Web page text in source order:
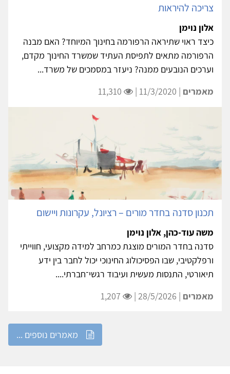
צריכה להיראות
אלון נוימן
כיצד ראוי שתיראה הרפורמה בחינוך המיוחד? האם מבנה
הרפורמה מתאים לתפיסת העתיד שמשרד החינוך מקדם,
וערכים הנובעים ממנה? ניעזר במסמכים של משרד...
מאמרים | 11/3/2020 |
תכנון סדנה בחדר מורים – רציונל, עקרונות ויישום
משה עוד-כהן, אלון נוימן
סדנה בחדר המורים מוצגת כמרחב למידה מקצועי, חווייתי
ורפלקטיבי, שבו הפסיכולוג החינוכי יכול לחבר בין ידע
תיאורטי, התנסות מעשית ועיבוד רגשי־חברתי....
מאמרים | 28/5/2026 |
מאמרים נוספים ...